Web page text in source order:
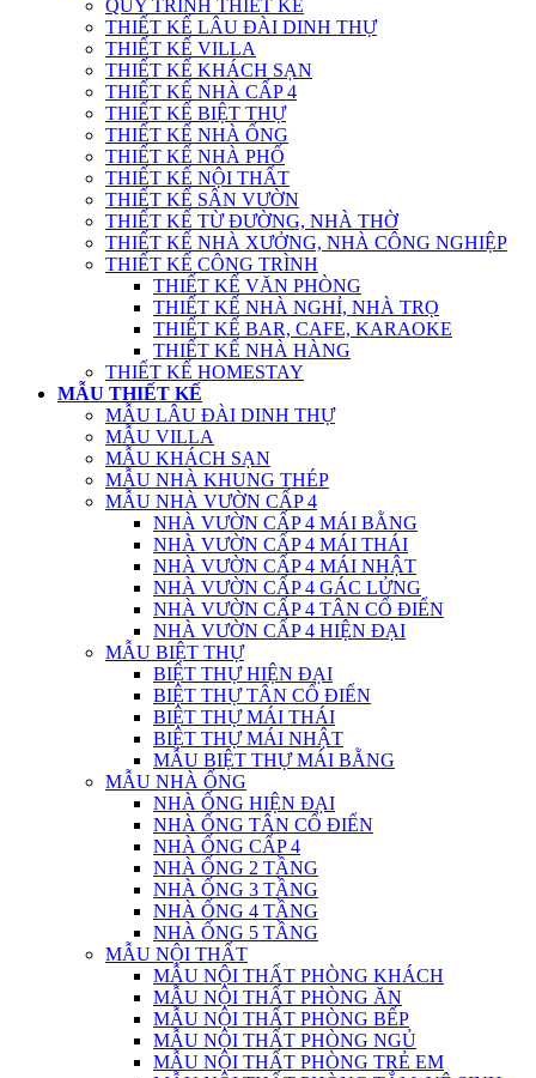
QUY TRÌNH THIẾT KẾ
THIẾT KẾ LÂU ĐÀI DINH THỰ
THIẾT KẾ VILLA
THIẾT KẾ KHÁCH SẠN
THIẾT KẾ NHÀ CẤP 4
THIẾT KẾ BIỆT THỰ
THIẾT KẾ NHÀ ỐNG
THIẾT KẾ NHÀ PHỐ
THIẾT KẾ NỘI THẤT
THIẾT KẾ SÂN VƯỜN
THIẾT KẾ TỪ ĐƯỜNG, NHÀ THỜ
THIẾT KẾ NHÀ XƯỞNG, NHÀ CÔNG NGHIỆP
THIẾT KẾ CÔNG TRÌNH
THIẾT KẾ VĂN PHÒNG
THIẾT KẾ NHÀ NGHỈ, NHÀ TRỌ
THIẾT KẾ BAR, CAFE, KARAOKE
THIẾT KẾ NHÀ HÀNG
THIẾT KẾ HOMESTAY
MẪU THIẾT KẾ
MẪU LÂU ĐÀI DINH THỰ
MẪU VILLA
MẪU KHÁCH SẠN
MẪU NHÀ KHUNG THÉP
MẪU NHÀ VƯỜN CẤP 4
NHÀ VƯỜN CẤP 4 MÁI BẰNG
NHÀ VƯỜN CẤP 4 MÁI THÁI
NHÀ VƯỜN CẤP 4 MÁI NHẬT
NHÀ VƯỜN CẤP 4 GÁC LỬNG
NHÀ VƯỜN CẤP 4 TÂN CỔ ĐIỂN
NHÀ VƯỜN CẤP 4 HIỆN ĐẠI
MẪU BIỆT THỰ
BIỆT THỰ HIỆN ĐẠI
BIỆT THỰ TÂN CỔ ĐIỂN
BIỆT THỰ MÁI THÁI
BIỆT THỰ MÁI NHẬT
MẪU BIỆT THỰ MÁI BẰNG
MẪU NHÀ ỐNG
NHÀ ỐNG HIỆN ĐẠI
NHÀ ỐNG TÂN CỔ ĐIỂN
NHÀ ỐNG CẤP 4
NHÀ ỐNG 2 TẦNG
NHÀ ỐNG 3 TẦNG
NHÀ ỐNG 4 TẦNG
NHÀ ỐNG 5 TẦNG
MẪU NỘI THẤT
MẪU NỘI THẤT PHÒNG KHÁCH
MẪU NỘI THẤT PHÒNG ĂN
MẪU NỘI THẤT PHÒNG BẾP
MẪU NỘI THẤT PHÒNG NGỦ
MẪU NỘI THẤT PHÒNG TRẺ EM